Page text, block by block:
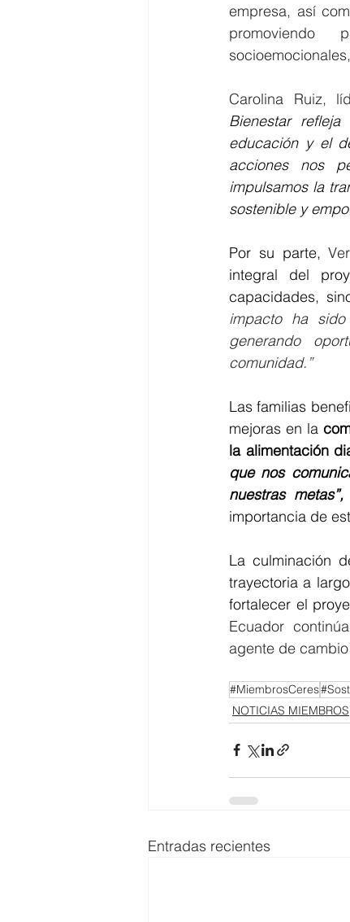
empresa, así
promoviendo
Carolina Ruiz,
Bienestar
educación y el
acciones nos
impulsamos la
sostenible y
Por su parte,
integral del
capacidades,
impacto ha
generando
comunidad.”
Las familias
mejoras en la
la alimentación
que nos
nuestras metas”,
importancia de
La culminación
trayectoria a
fortalecer el
Ecuador
agente de
#MiembrosCeres
NOTICIAS MIEMBROS
Entradas recientes